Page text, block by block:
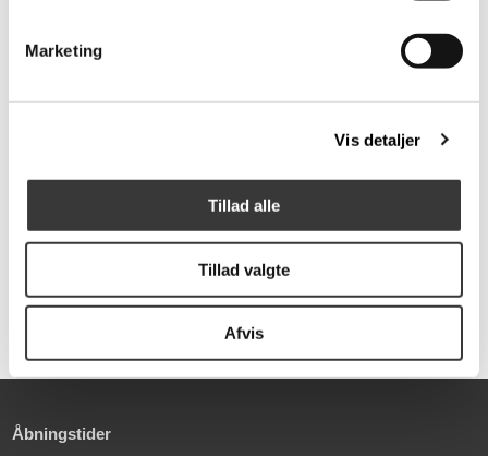
Marketing
Vis detaljer
Tillad alle
Tillad valgte
Afvis
sofabord
tillægsplader
2.999,00 DKK
Åbningstider